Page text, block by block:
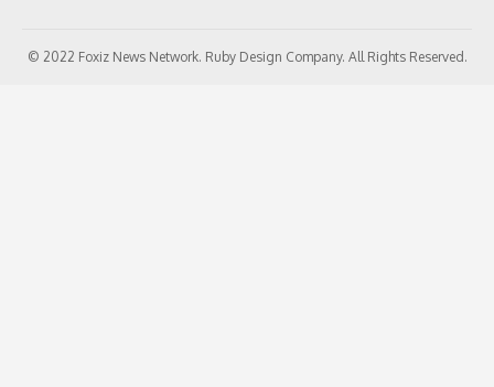
© 2022 Foxiz News Network. Ruby Design Company. All Rights Reserved.